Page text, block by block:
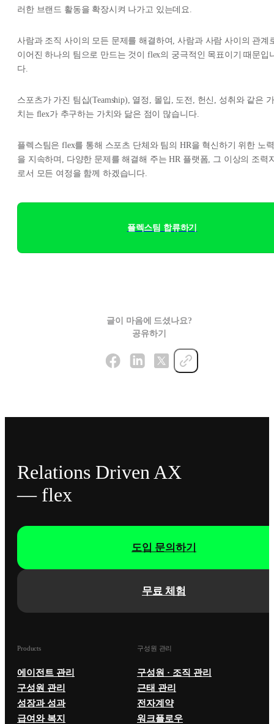
러한 브랜드 활동을 확장시켜 나가고 있는데요.
사람과 조직 사이의 모든 문제를 해결하여, 사람과 사람 사이의 관계
이어진 하나의 팀으로 만드는 것이 flex의 궁극적인 목표이기 때문입
다.
스포츠가 가진 팀십(Teamship), 열정, 몰입, 도전, 헌신, 성취와 같은 가
치는 flex가 추구하는 가치와 닮은 점이 많습니다.
플렉스팀은 flex를 통해 스포츠 단체와 팀의 HR을 혁신하기 위한 노력
을 지속하며, 다양한 문제를 해결해 주는 HR 플랫폼, 그 이상의 조력
로서 모든 여정을 함께 하겠습니다.
플렉스팀 합류하기
글이 마음에 드셨나요?
공유하기
Relations Driven AX
— flex
무료 체험
도입 문의하기
Products
에이전트 관리
구성원 관리
성장과 성과
급여와 복지
구성원 관리
구성원 · 조직 관리
근태 관리
전자계약
워크플로우